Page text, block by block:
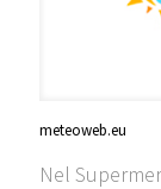
meteoweb.eu
Nel